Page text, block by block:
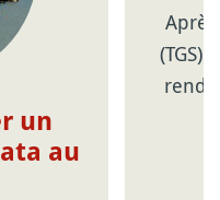
un
au
(TGS)